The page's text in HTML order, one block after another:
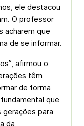
ele destacou
O professor
acharem que
de se informar.
afirmou o
têm
de forma
que
para
da